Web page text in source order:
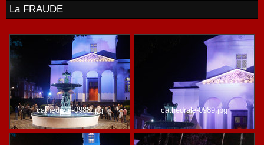
La FRAUDE
cathedrale-0988.jpg cathedrale-0989.jpg